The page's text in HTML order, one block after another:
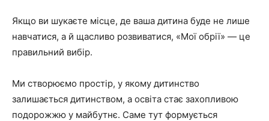
Якщо ви шукаєте місце, де ваша дитина буде не лише
навчатися, а й щасливо розвиватися, «Мої обрії» — це
правильний вибір.
Ми створюємо простір, у якому дитинство
залишається дитинством, а освіта стає захопливою
подорожжю у майбутнє. Саме тут формується